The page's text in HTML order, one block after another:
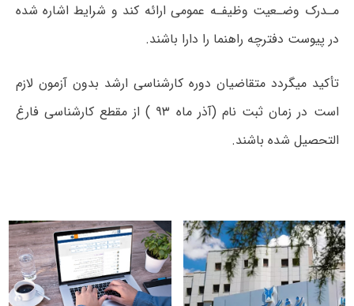
مـدرک وضـعیت وظیفـه عمومی ارائه کند و شرایط اشاره شده
در پیوست دفترچه راهنما را دارا باشند.
تأکید میگردد متقاضیان دوره کارشناسی ارشد بدون آزمون لازم
است در زمان ثبت نام (آذر ماه ۹۳ ) از مقطع کارشناسی فارغ
التحصیل شده باشند.